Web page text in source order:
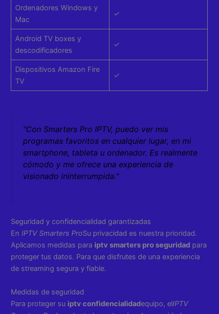
Ordenadores Windows y
Mac
✓
Android TV boxes y
descodificadores
✓
Dispositivos Amazon Fire
TV
✓
"Con Smarters Pro IPTV, puedo ver mis
programas favoritos en cualquier lugar, en mi
smartphone, tableta u ordenador. Es realmente
cómodo y me ofrece una experiencia de
visionado ininterrumpida."
Seguridad y confidencialidad garantizadas
EnIPTV Smarters ProSu privacidad es nuestra prioridad.
Aplicamos medidas para iptv smarters pro seguridad para
proteger tus datos. Para que disfrutes de una experiencia
de streaming segura y fiable.
Medidas de seguridad
Para proteger su iptv confidencialidadequipo, elIPTV